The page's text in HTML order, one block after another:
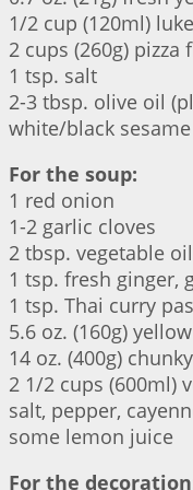
1/2 cup (120ml)
2 cups (260g) pizza
1 tsp. salt
2-3 tbsp. olive oil
white/black
For the soup:
1 red onion
1-2 garlic cloves
2 tbsp. vegetable oil
1 tsp. fresh ginger,
1 tsp. Thai curry
5.6 oz. (160g)
14 oz. (400g)
2 1/2 cups (600ml)
salt, pepper,
some lemon juice
For the